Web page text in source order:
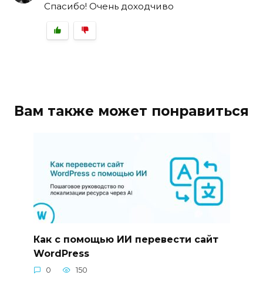
Спасибо! Очень доходчиво
Вам также может понравиться
Как с помощью ИИ перевести сайт
WordPress
0 150